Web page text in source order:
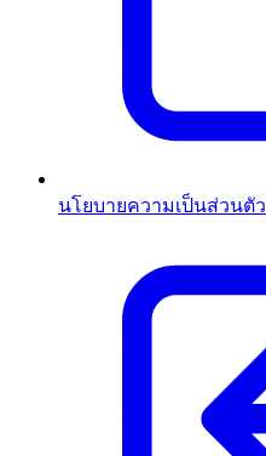
นโยบายความเป็นส่วนตัว